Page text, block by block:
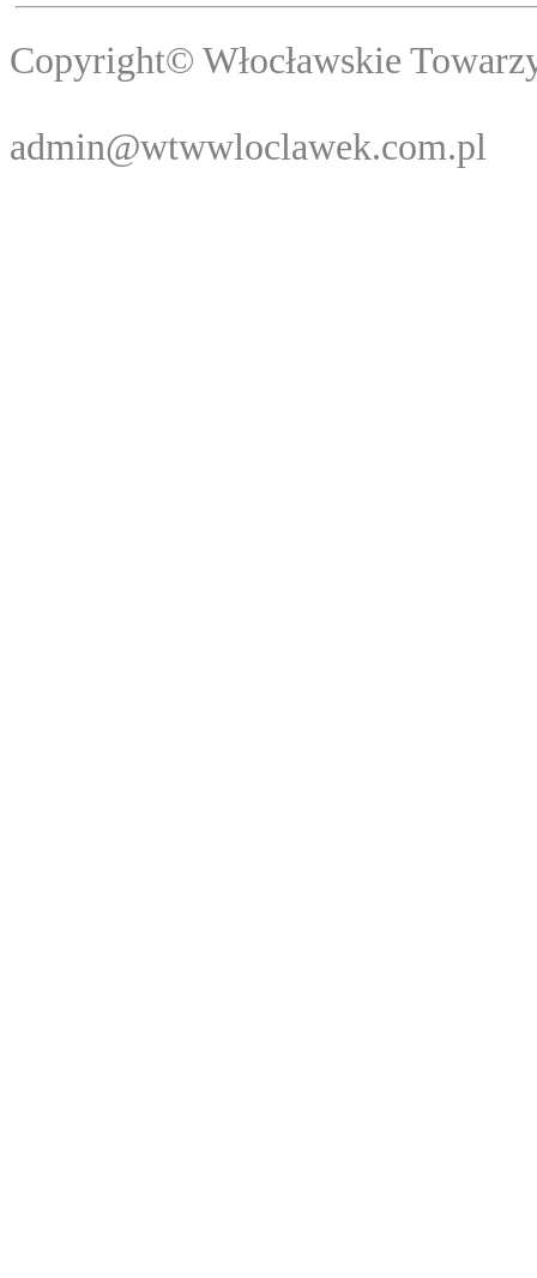
Copyright©
admin@wtwwloclawek.com.pl